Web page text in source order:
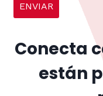
ENVIAR
Conecta
están